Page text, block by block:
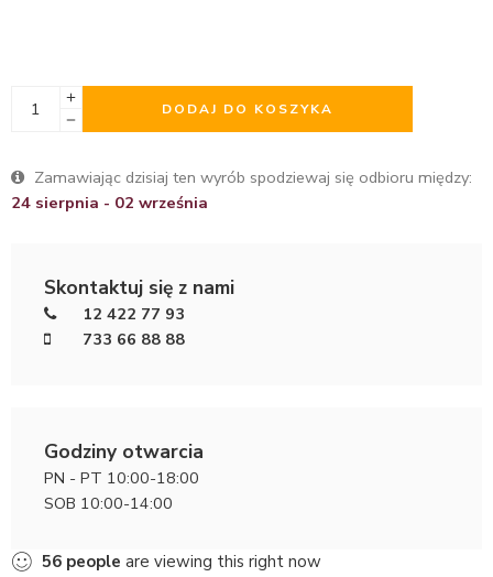
DODAJ DO KOSZYKA
Zamawiając dzisiaj ten wyrób spodziewaj się odbioru między:
24 sierpnia - 02 września
Skontaktuj się z nami
12 422 77 93
733 66 88 88
Godziny otwarcia
PN - PT 10:00-18:00
SOB 10:00-14:00
56 people are viewing this right now